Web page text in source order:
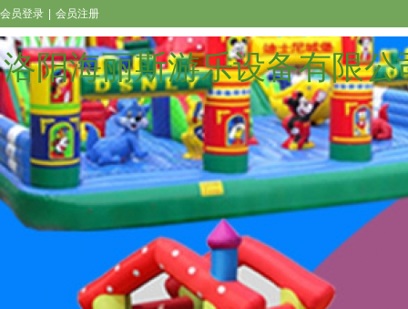
洛阳海丽斯游乐设备有限公
会员登录 会员注册